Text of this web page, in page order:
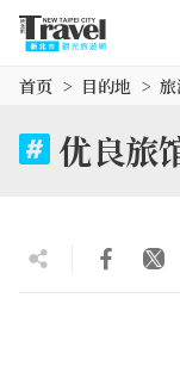
首页 目的地
优良旅